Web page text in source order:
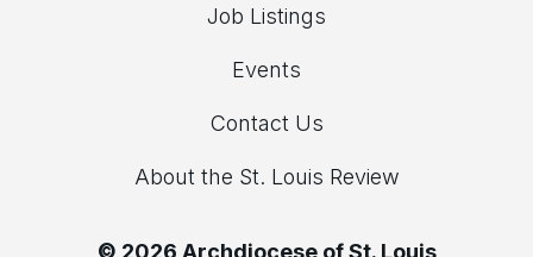
Job Listings
Events
Contact Us
About the St. Louis Review
© 2026 Archdiocese of St. Louis